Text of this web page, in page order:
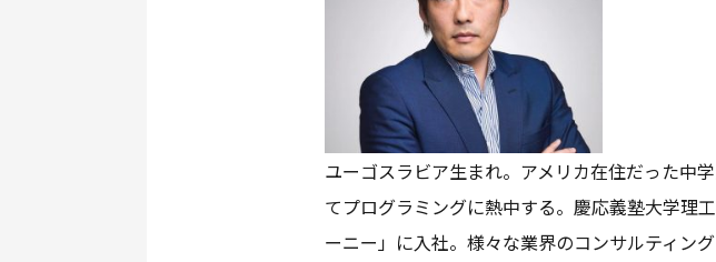
ユーゴスラビア生まれ。アメリカ在住だった中
てプログラミングに熱中する。慶応義塾大学理
ーニー」に入社。様々な業界のコンサルティン